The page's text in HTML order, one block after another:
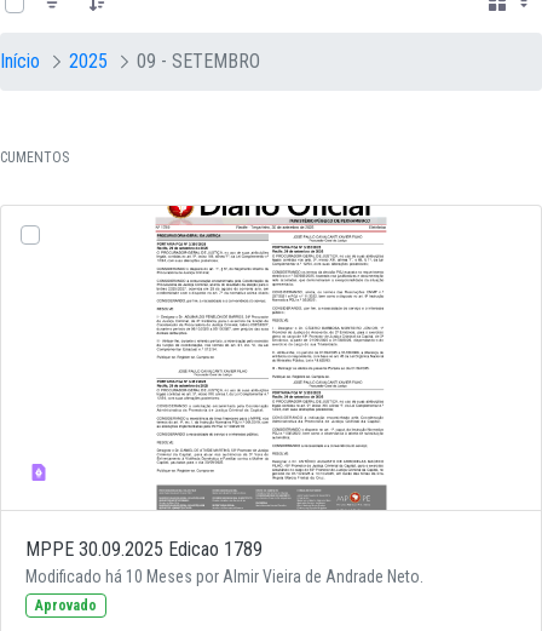
Início 2025 09 - SETEMBRO
MPPE 30.09.2025 Edicao 1789
Modificado há 10 Meses por Almir Vieira de Andrade Neto.
Aprovado